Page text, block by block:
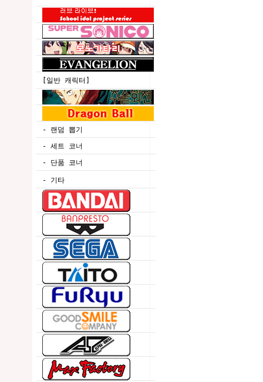
[일반 캐릭터]
- 랜덤 뽑기
- 세트 코너
- 단품 코너
- 기타